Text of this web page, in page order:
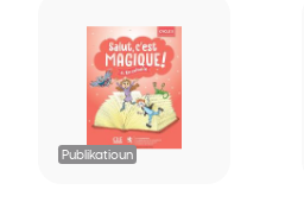
Publikatioun